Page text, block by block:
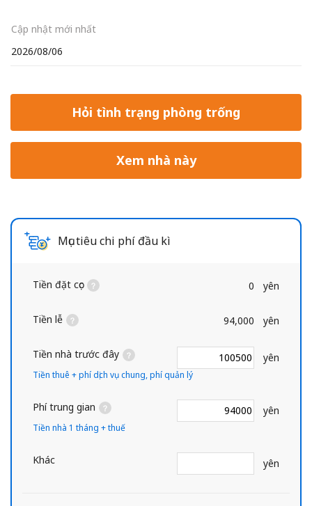
Cập nhật mới nhất
2026/08/06
Hỏi tình trạng phòng trống
Xem nhà này
Mục tiêu chi phí đầu kì
Tiền đặt cọc 0 yên
Tiền lễ 94,000 yên
Tiền nhà trước đây yên
Tiền thuê + phí dịch vụ chung, phí quản lý
Phí trung gian yên
Tiền nhà 1 tháng + thuế
Khác yên